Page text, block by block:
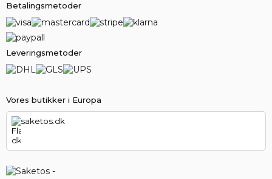
Vores butikker i Europa
saketos.dk
Betalingsmetoder
Leveringsmetoder